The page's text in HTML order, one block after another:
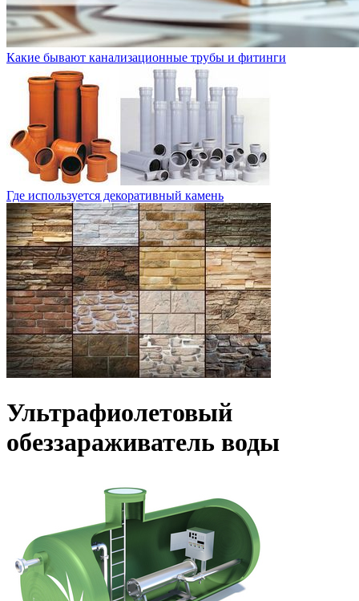
Какие бывают канализационные трубы и фитинги
Где используется декоративный камень
Ультрафиолетовый
обеззараживатель воды